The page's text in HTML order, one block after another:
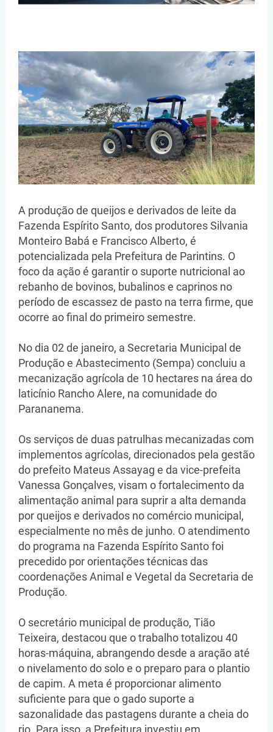
A produção de queijos e derivados de leite da
Fazenda Espírito Santo, dos produtores Silvania
Monteiro Babá e Francisco Alberto, é
potencializada pela Prefeitura de Parintins. O
foco da ação é garantir o suporte nutricional ao
rebanho de bovinos, bubalinos e caprinos no
período de escassez de pasto na terra firme, que
ocorre ao final do primeiro semestre.
No dia 02 de janeiro, a Secretaria Municipal de
Produção e Abastecimento (Sempa) concluiu a
mecanização agrícola de 10 hectares na área do
laticínio Rancho Alere, na comunidade do
Parananema.
​Os serviços de duas patrulhas mecanizadas com
implementos agrícolas, direcionados pela gestão
do prefeito Mateus Assayag e da vice-prefeita
Vanessa Gonçalves, visam o fortalecimento da
alimentação animal para suprir a alta demanda
por queijos e derivados no comércio municipal,
especialmente no mês de junho. O atendimento
do programa na Fazenda Espírito Santo foi
precedido por orientações técnicas das
coordenações Animal e Vegetal da Secretaria de
Produção.
​O secretário municipal de produção, Tião
Teixeira, destacou que o trabalho totalizou 40
horas-máquina, abrangendo desde a aração até
o nivelamento do solo e o preparo para o plantio
de capim. A meta é proporcionar alimento
suficiente para que o gado suporte a
sazonalidade das pastagens durante a cheia do
rio. Para isso, a Prefeitura investiu em